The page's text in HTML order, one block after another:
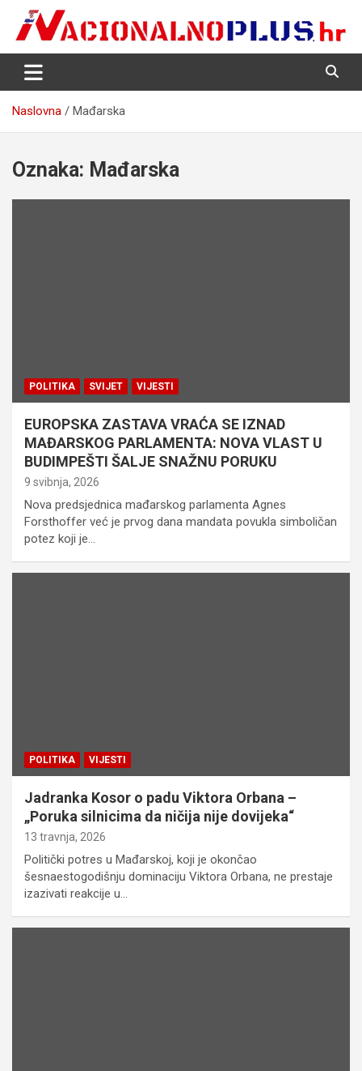
content
NacionalnoPlus.hr
Nacija želi znati više
Naslovna Mađarska
Oznaka: Mađarska
POLITIKA SVIJET VIJESTI
EUROPSKA ZASTAVA VRAĆA SE IZNAD
MAĐARSKOG PARLAMENTA: NOVA VLAST U
BUDIMPEŠTI ŠALJE SNAŽNU PORUKU
9 svibnja, 2026
Nova predsjednica mađarskog parlamenta Agnes
Forsthoffer već je prvog dana mandata povukla simboličan
potez koji je…
POLITIKA VIJESTI
Jadranka Kosor o padu Viktora Orbana –
„Poruka silnicima da ničija nije dovijeka“
13 travnja, 2026
Politički potres u Mađarskoj, koji je okončao
šesnaestogodišnju dominaciju Viktora Orbana, ne prestaje
izazivati reakcije u…